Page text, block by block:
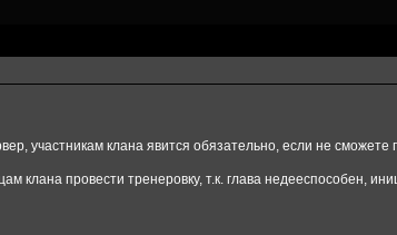
участникам клана явится обязательно, если не
клана провести тренеровку, т.к. глава недееспособен,